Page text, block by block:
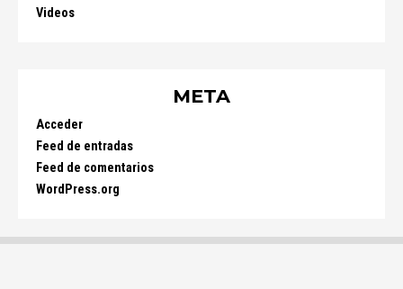
Videos
META
Acceder
Feed de entradas
Feed de comentarios
WordPress.org